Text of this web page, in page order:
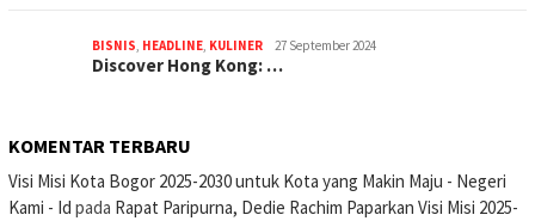
BISNIS, HEADLINE, KULINER 27 September 2024
Discover Hong Kong: …
KOMENTAR TERBARU
Visi Misi Kota Bogor 2025-2030 untuk Kota yang Makin Maju - Negeri
Kami - Id pada Rapat Paripurna, Dedie Rachim Paparkan Visi Misi 2025-